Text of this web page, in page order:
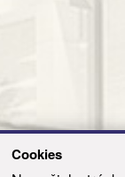
Cookies